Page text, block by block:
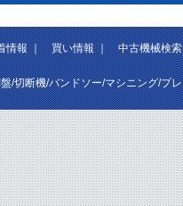
情報｜買い情報｜中古機械検索
/切断機/バンドソー/マシニング/プ